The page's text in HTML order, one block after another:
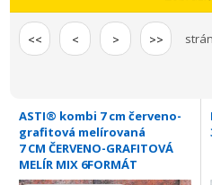
<< < > >>
ASTI® kombi 7 cm červeno-
grafitová melírovaná
7 CM ČERVENO-GRAFITOVÁ
MELÍR MIX 6FORMÁT